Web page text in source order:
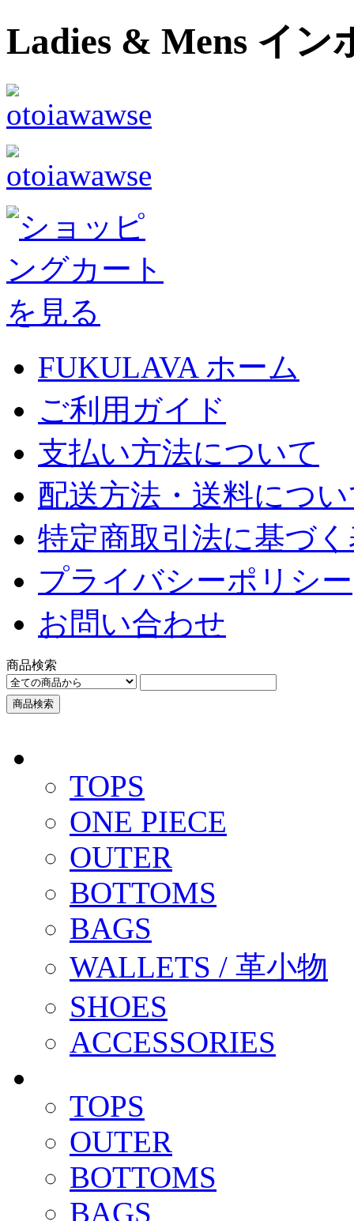
Ladies & Mens イ
FUKULAVA ホーム
ご利用ガイド
支払い方法について
配送方法・送料につ
特定商取引法に基づ
プライバシーポリシー
お問い合わせ
商品検索
TOPS
ONE PIECE
OUTER
BOTTOMS
BAGS
WALLETS / 革小物
SHOES
ACCESSORIES
TOPS
OUTER
BOTTOMS
BAGS